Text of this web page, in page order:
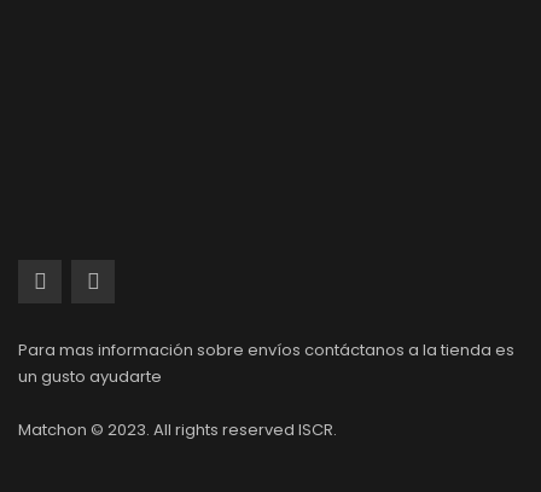
Para mas información sobre envíos contáctanos a la tienda es
un gusto ayudarte
Matchon © 2023. All rights reserved ISCR.